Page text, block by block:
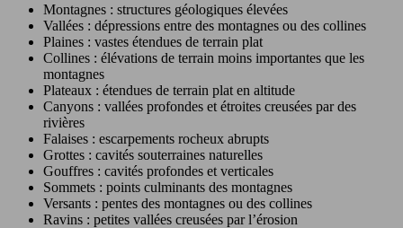
Montagnes : structures géologiques élevées
Vallées : dépressions entre des montagnes ou des collines
Plaines : vastes étendues de terrain plat
Collines : élévations de terrain moins importantes que les
montagnes
Plateaux : étendues de terrain plat en altitude
Canyons : vallées profondes et étroites creusées par des
rivières
Falaises : escarpements rocheux abrupts
Grottes : cavités souterraines naturelles
Gouffres : cavités profondes et verticales
Sommets : points culminants des montagnes
Versants : pentes des montagnes ou des collines
Ravins : petites vallées creusées par l’érosion